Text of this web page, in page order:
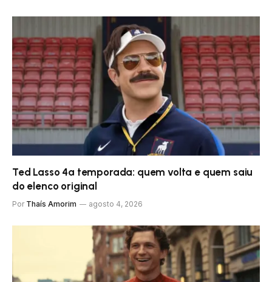
Ted Lasso 4ª temporada: quem volta e quem saiu
do elenco original
Por Thaís Amorim agosto 4, 2026